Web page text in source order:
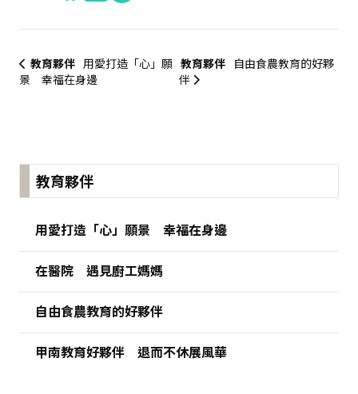
教育夥伴 用愛打造「心」願
景 幸福在身邊
教育夥伴 自由食農教育的好夥
伴
:::教育夥伴
用愛打造「心」願景 幸福在身邊
在醫院 遇見廚工媽媽
自由食農教育的好夥伴
甲南教育好夥伴 退而不休展風華